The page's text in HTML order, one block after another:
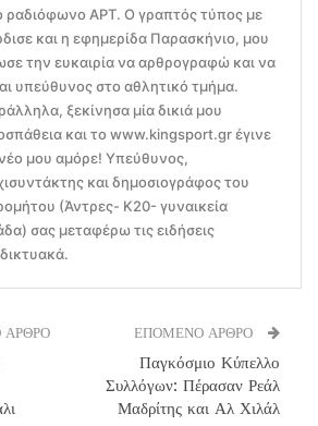
ραδιόφωνο ΑΡΤ. Ο γραπτός τύπος με
και η εφημερίδα Παρασκήνιο, μου
την ευκαιρία να αρθρογραφώ και να
υπεύθυνος στο αθλητικό τμήμα.
ξεκίνησα μία δικιά μου
και το www.kingsport.gr έγινε
μου αμόρε! Υπεύθυνος,
και δημοσιογράφος του
(Άντρες- Κ20- γυναικεία
σας μεταφέρω τις ειδήσεις
ΕΠΟΜΕΝΟ ΑΡΘΡΟ
Παγκόσμιο Κύπελλο
Συλλόγων: Πέρασαν Ρεάλ
Μαδρίτης και Αλ Χιλάλ